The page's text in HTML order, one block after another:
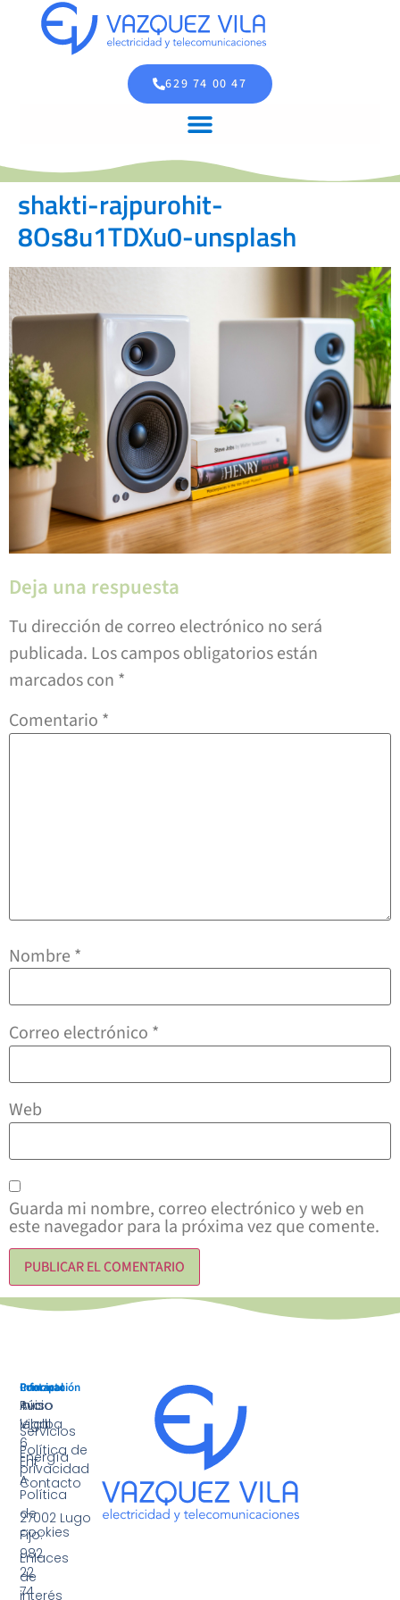
629 74 00 47
shakti-rajpurohit-
8Os8u1TDXu0-unsplash
Deja una respuesta
Tu dirección de correo electrónico no será
publicada. Los campos obligatorios están
marcados con *
Comentario *
Nombre *
Correo electrónico *
Web
Guarda mi nombre, correo electrónico y web en
este navegador para la próxima vez que comente.
Principal
Inicio
Servicios
Energía
Contacto
Información
Aviso
legal
Política de
privacidad
Política
de
cookies
Enlaces
de
interés
Contacto
Rúa
Vilalba
6
Ent
A
·
27002 Lugo
Fijo:
982
22
74